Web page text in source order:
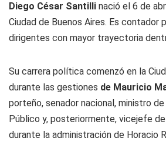
Diego César Santilli nació el 6 de
Ciudad de Buenos Aires. Es contador
dirigentes con mayor trayectoria
Su carrera política comenzó en la
durante las gestiones de Mauricio
porteño, senador nacional, ministro
Público y, posteriormente, vicejefe
durante la administración de Horacio